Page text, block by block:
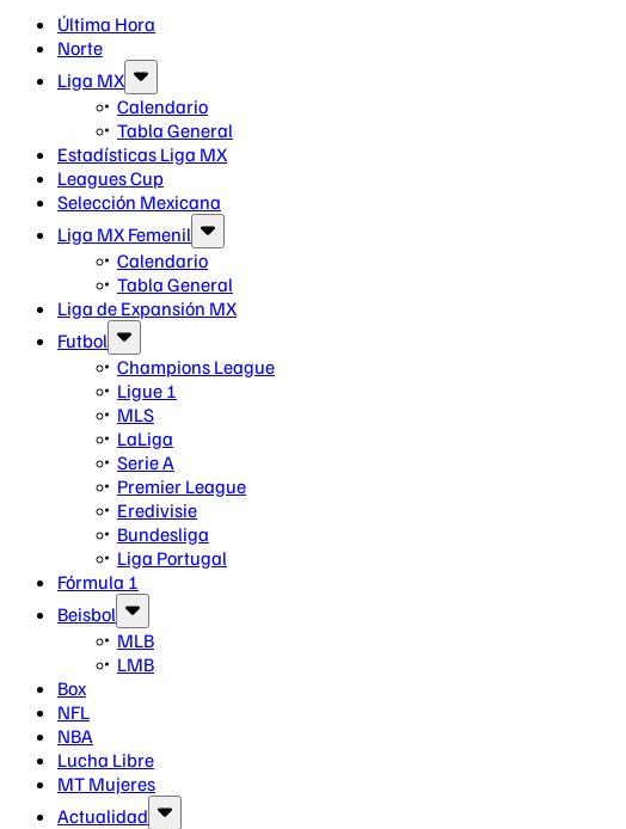
Última Hora
Norte
Liga MX
Calendario
Tabla General
Estadísticas Liga MX
Leagues Cup
Selección Mexicana
Liga MX Femenil
Calendario
Tabla General
Liga de Expansión MX
Futbol
Champions League
Ligue 1
MLS
LaLiga
Serie A
Premier League
Eredivisie
Bundesliga
Liga Portugal
Fórmula 1
Beisbol
MLB
LMB
Box
NFL
NBA
Lucha Libre
MT Mujeres
Actualidad